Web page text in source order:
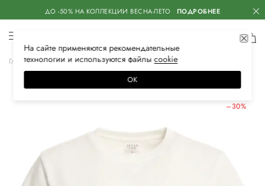
ДО -50% НА КОЛЛЕКЦИИ ВЕСНА-ЛЕТО ПОДРОБНЕЕ
Главная Женская Одежда Футболки
–30%
На сайте применяются рекомендательные
технологии и используются файлысооkiе
ОК